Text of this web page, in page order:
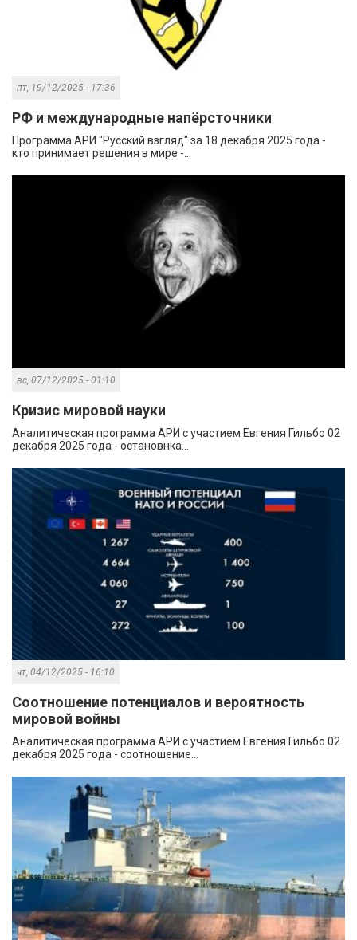
пт, 19/12/2025 - 17:36
РФ и международные напёрсточники
Программа АРИ "Русский взгляд" за 18 декабря 2025 года -
кто принимает решения в мире -...
вс, 07/12/2025 - 01:10
Кризис мировой науки
Аналитическая программа АРИ с участием Евгения Гильбо 02
декабря 2025 года - остановнка...
чт, 04/12/2025 - 16:10
Соотношение потенциалов и вероятность
мировой войны
Аналитическая программа АРИ с участием Евгения Гильбо 02
декабря 2025 года - соотношение...